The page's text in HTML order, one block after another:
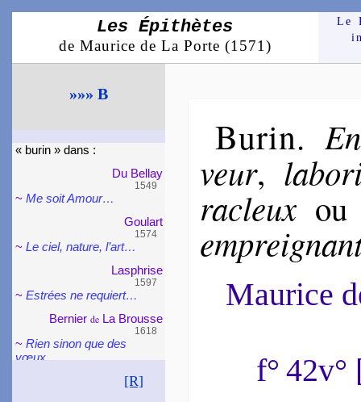
Les Épithètes
de Maurice de La Porte (1571)
Le
»»» B
« bu­rin » dans :
Du Bellay
1549
~Me soit Amour…
Gou­lart
1574
~Le ciel, nature, l’art…
Las­phrise
1597
~Estrées ne requiert…
Ber­nier deLa Brousse
1618
~Rien sinon que des
vœux…
[R]
Burin.
veur,
ra­cleux
Maurice
f°